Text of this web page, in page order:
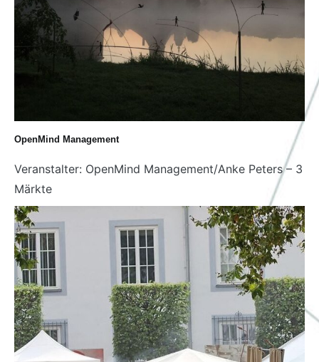
OpenMind Management
Veranstalter: OpenMind Management/Anke Peters – 3
Märkte